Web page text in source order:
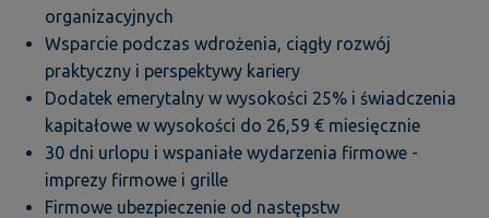
organizacyjnych
Wsparcie podczas wdrożenia, ciągły rozwój
praktyczny i perspektywy kariery
Dodatek emerytalny w wysokości 25% i świadczenia
kapitałowe w wysokości do 26,59 € miesięcznie
30 dni urlopu i wspaniałe wydarzenia firmowe -
imprezy firmowe i grille
Firmowe ubezpieczenie od następstw